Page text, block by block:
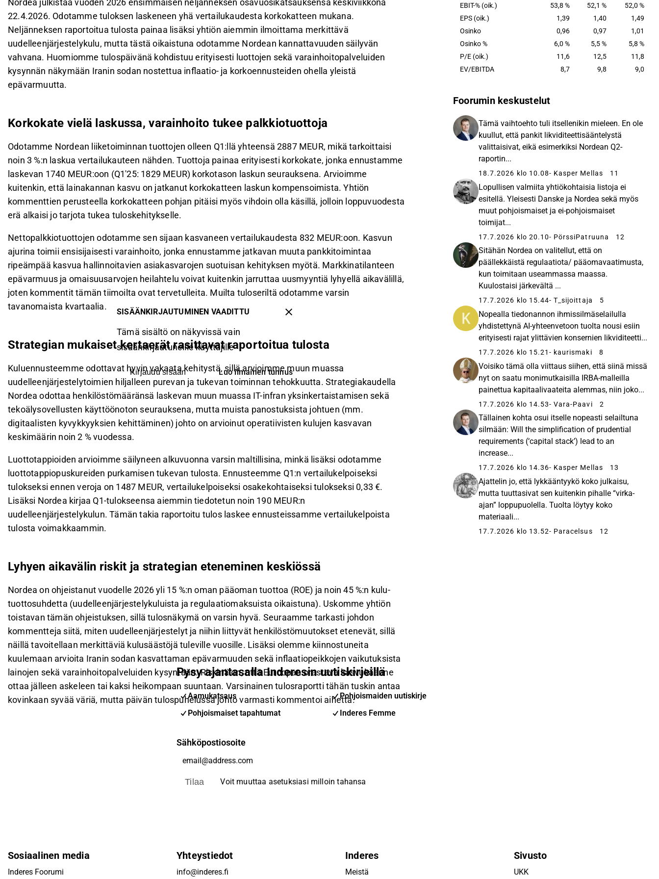
Nordea julkistaa vuoden 2026 ensimmäisen neljänneksen osavuosikatsauksensa keskiviikkona
22.4.2026. Odotamme tuloksen laskeneen yhä vertailukaudesta korkokatteen mukana.
Neljänneksen raportoitua tulosta painaa lisäksi yhtiön aiemmin ilmoittama merkittävä
uudelleenjärjestelykulu, mutta tästä oikaistuna odotamme Nordean kannattavuuden säilyvän
vahvana. Huomiomme tulospäivänä kohdistuu erityisesti luottojen sekä varainhoitopalveluiden
kysynnän näkymään Iranin sodan nostettua inflaatio- ja korkoennusteiden ohella yleistä
epävarmuutta.
Korkokate vielä laskussa, varainhoito tukee palkkiotuottoja
Odotamme Nordean liiketoiminnan tuottojen olleen Q1:llä yhteensä 2887 MEUR, mikä tarkoittaisi
noin 3 %:n laskua vertailukauteen nähden. Tuottoja painaa erityisesti korkokate, jonka ennustamme
laskevan 1740 MEUR:oon (Q1'25: 1829 MEUR) korkotason laskun seurauksena. Arvioimme
kuitenkin, että lainakannan kasvu on jatkanut korkokatteen laskun kompensoimista. Yhtiön
kommenttien perusteella korkokatteen pohjan pitäisi myös vihdoin olla käsillä, jolloin loppuvuodesta
erä alkaisi jo tarjota tukea tuloskehitykselle.
Nettopalkkiotuottojen odotamme sen sijaan kasvaneen vertailukaudesta 832 MEUR:oon. Kasvun
ajurina toimii ensisijaisesti varainhoito, jonka ennustamme jatkavan muuta pankkitoimintaa
ripeämpää kasvua hallinnoitavien asiakasvarojen suotuisan kehityksen myötä. Markkinatilanteen
epävarmuus ja omaisuusarvojen heilahtelu voivat kuitenkin jarruttaa uusmyyntiä lyhyellä aikavälillä,
joten kommentit tämän tiimoilta ovat tervetulleita. Muilta tuloseriltä odotamme varsin
tavanomaista kvartaalia.
Strategian mukaiset kertaerät rasittavat raportoitua tulosta
Kuluennusteemme odottavat hyvin vakaata kehitystä, sillä arvioimme muun muassa
uudelleenjärjestelytoimien hiljalleen purevan ja tukevan toiminnan tehokkuutta. Strategiakaudella
Nordea odottaa henkilöstömääränsä laskevan muun muassa IT-infran yksinkertaistamisen sekä
tekoälysovellusten käyttöönoton seurauksena, mutta muista panostuksista johtuen (mm.
digitaalisten kyvykkyyksien kehittäminen) johto on arvioinut operatiivisten kulujen kasvavan
keskimäärin noin 2 % vuodessa.
Luottotappioiden arvioimme säilyneen alkuvuonna varsin maltillisina, minkä lisäksi odotamme
luottotappiopuskureiden purkamisen tukevan tulosta. Ennusteemme Q1:n vertailukelpoiseksi
tulokseksi ennen veroja on 1487 MEUR, vertailukelpoiseksi osakekohtaiseksi tulokseksi 0,33 €.
Lisäksi Nordea kirjaa Q1-tulokseensa aiemmin tiedotetun noin 190 MEUR:n
uudelleenjärjestelykulun. Tämän takia raportoitu tulos laskee ennusteissamme vertailukelpoista
tulosta voimakkaammin.
Lyhyen aikavälin riskit ja strategian eteneminen keskiössä
Nordea on ohjeistanut vuodelle 2026 yli 15 %:n oman pääoman tuottoa (ROE) ja noin 45 %:n kulu-
tuottosuhdetta (uudelleenjärjestelykuluista ja regulaatiomaksuista oikaistuna). Uskomme yhtiön
toistavan tämän ohjeistuksen, sillä tulosnäkymä on varsin hyvä. Seuraamme tarkasti johdon
kommentteja siitä, miten uudelleenjärjestelyt ja niihin liittyvät henkilöstömuutokset etenevät, sillä
näillä tavoitellaan merkittäviä kulusäästöjä tuleville vuosille. Lisäksi olemme kiinnostuneita
kuulemaan arvioita Iranin sodan kasvattaman epävarmuuden sekä inflaatiopeikkojen vaikutuksista
lainojen sekä varainhoitopalveluiden kysyntään. Riskinä on, että Euroopan orastava kasvukäänne
ottaa jälleen askeleen tai kaksi heikompaan suuntaan. Varsinainen tulosraportti tähän tuskin antaa
kovinkaan syvää väriä, mutta päivän tulospuhelussa johto varmasti kommentoi aihetta.
SISÄÄNKIRJAUTUMINEN VAADITTU
Tämä sisältö on näkyvissä vain
sisäänkirjautuneille käyttäjille
Kirjaudu sisään Luo ilmainen tunnus
Helsingin, Tukholman ja Kööpenhaminan
pörsseissä.
EBIT-% (oik.)
53,8 % 52,1 %
52,0 %
EPS (oik.)
1,39 1,40
1,49
Osinko
0,96 0,97
1,01
Osinko %
6,0 % 5,5 %
5,8 %
P/E (oik.)
11,6 12,5
11,8
EV/EBITDA
8,7 9,8 9,0
Foorumin keskustelut
Tämä vaihtoehto tuli itsellenikin mieleen. En ole
kuullut, että pankit likviditeettisääntelystä
valittaisivat, eikä esimerkiksi Nordean Q2-
raportin...
18.7.2026 klo 10.08- Kasper Mellas 11
Lopullisen valmiita yhtiökohtaisia listoja ei
esitellä. Yleisesti Danske ja Nordea sekä myös
muut pohjoismaiset ja ei-pohjoismaiset
toimijat...
17.7.2026 klo 20.10- PörssiPatruuna 12
Sitähän Nordea on valitellut, että on
päällekkäistä regulaatiota/ pääomavaatimusta,
kun toimitaan useammassa maassa.
Kuulostaisi järkevältä ...
17.7.2026 klo 15.44- T_sijoittaja 5
Nopealla tiedonannon ihmissilmäselailulla
yhdistettynä AI-yhteenvetoon tuolta nousi esiin
erityisesti rajat ylittävien konsernien likviditeetti...
17.7.2026 klo 15.21 - kaurismaki 8
Voisiko tämä olla viittaus siihen, että siinä missä
nyt on saatu monimutkaisilla IRBA-malleilla
painettua kapitaalivaateita alemmas, niin joko...
17.7.2026 klo 14.53- Vara-Paavi 2
Tällainen kohta osui itselle nopeasti selailtuna
silmään: Will the simplification of prudential
requirements (‘capital stack’) lead to an
increase...
17.7.2026 klo 14.36- Kasper Mellas 13
Ajattelin jo, että lykkääntyykö koko julkaisu,
mutta tuuttasivat sen kuitenkin pihalle “virka-
ajan” loppupuolella. Tuolta löytyy koko
materiaali...
17.7.2026 klo 13.52- Paracelsus 12
Pysy ajantasalla Inderesin uutiskirjeillä
Aamukatsaus
Pohjoismaiden uutiskirje
Pohjoismaiset tapahtumat
Inderes Femme
Sähköpostiosoite
Tilaa Voit muuttaa asetuksiasi milloin tahansa
Sosiaalinen media
Inderes Foorumi
Yhteystiedot
info@inderes.fi
Inderes
Meistä
Sivusto
UKK